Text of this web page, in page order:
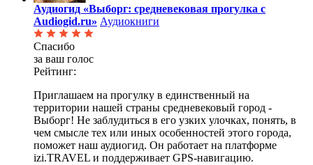
Аудиогид «Выборг: средневековая прогулка с
Audiogid.ru» Аудиокниги
Спасибо
за ваш голос
Рейтинг:
Приглашаем на прогулку в единственный на
территории нашей страны средневековый город -
Выборг! Не заблудиться в его узких улочках, понять, в
чем смысле тех или иных особенностей этого города,
поможет наш аудиогид. Он работает на платформе
izi.TRAVEL и поддерживает GPS-навигацию.